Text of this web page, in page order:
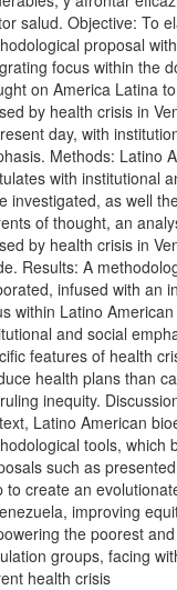
salud. Objective: To
proposal
focus within the
on America Latina
by health crisis in
day, with
Methods: Latino
with institutional
investigated, as well
of thought, an
by health crisis in
Results: A
infused with an
within Latino
and social
features of health
health plans than
inequity.
Latino American
tools, which
such as
to create an
improving
the poorest
groups, facing
health crisis